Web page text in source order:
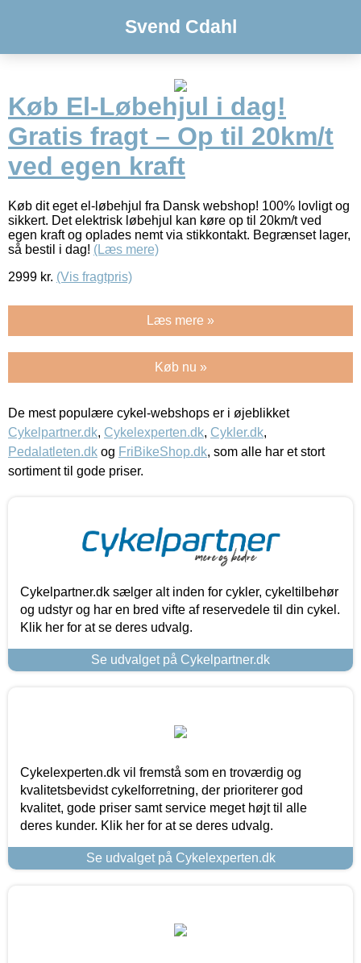
Svend Cdahl
Køb El-Løbehjul i dag!
Gratis fragt – Op til 20km/t
ved egen kraft
Køb dit eget el-løbehjul fra Dansk webshop! 100% lovligt og
sikkert. Det elektrisk løbehjul kan køre op til 20km/t ved
egen kraft og oplades nemt via stikkontakt. Begrænset lager,
så bestil i dag! (Læs mere)
2999 kr. (Vis fragtpris)
Læs mere »
Køb nu »
De mest populære cykel-webshops er i øjeblikket
Cykelpartner.dk, Cykelexperten.dk, Cykler.dk,
Pedalatleten.dk og FriBikeShop.dk, som alle har et stort
sortiment til gode priser.
Cykelpartner.dk sælger alt inden for cykler, cykeltilbehør
og udstyr og har en bred vifte af reservedele til din cykel.
Klik her for at se deres udvalg.
Se udvalget på Cykelpartner.dk
Cykelexperten.dk vil fremstå som en troværdig og
kvalitetsbevidst cykelforretning, der prioriterer god
kvalitet, gode priser samt service meget højt til alle
deres kunder. Klik her for at se deres udvalg.
Se udvalget på Cykelexperten.dk